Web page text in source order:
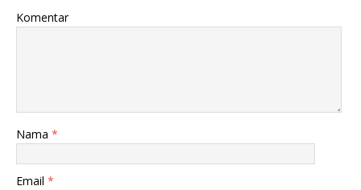
Komentar
Nama *
Email *